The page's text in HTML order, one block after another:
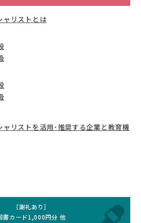
ャリストとは
ャリストを活用･推奨する企業と教育機
［謝礼あり］
書カード1,000円分 他